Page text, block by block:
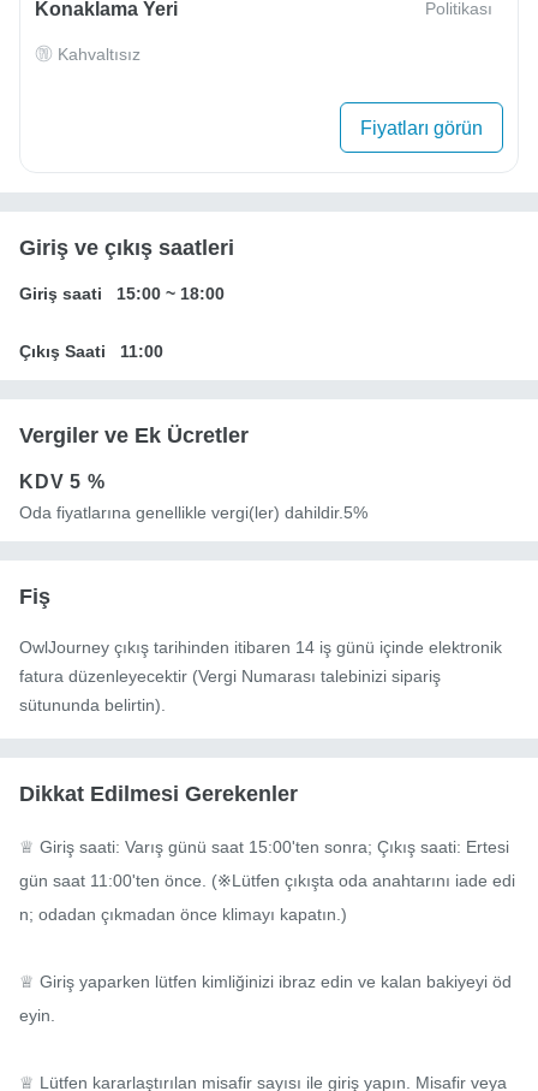
Konaklama Yeri
Politikası
Kahvaltısız
Fiyatları görün
Giriş ve çıkış saatleri
Giriş saati 15:00 ~ 18:00
Çıkış Saati 11:00
Vergiler ve Ek Ücretler
KDV5 %
Oda fiyatlarına genellikle vergi(ler) dahildir.5%
Fiş
OwlJourney çıkış tarihinden itibaren 14 iş günü içinde elektronik
fatura düzenleyecektir (Vergi Numarası talebinizi sipariş
sütununda belirtin).
Dikkat Edilmesi Gerekenler
♕ Giriş saati: Varış günü saat 15:00'ten sonra; Çıkış saati: Ertesi
gün saat 11:00'ten önce. (※Lütfen çıkışta oda anahtarını iade edi
n; odadan çıkmadan önce klimayı kapatın.)
♕ Giriş yaparken lütfen kimliğinizi ibraz edin ve kalan bakiyeyi öd
eyin.
♕ Lütfen kararlaştırılan misafir sayısı ile giriş yapın. Misafir veya